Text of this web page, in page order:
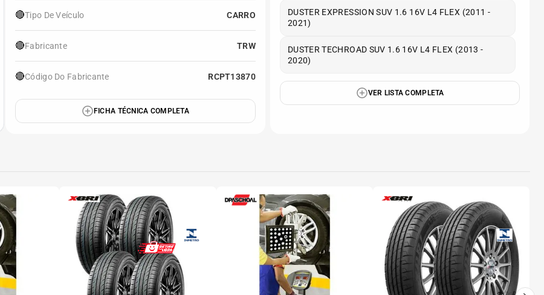
🔴Tipo De Veículo CARRO
🔴Fabricante TRW
🔴Código Do Fabricante RCPT13870
FICHA TÉCNICA COMPLETA
DUSTER EXPRESSION SUV 1.6 16V L4 FLEX (2011 -
2021)
DUSTER TECHROAD SUV 1.6 16V L4 FLEX (2013 -
2020)
VER LISTA COMPLETA